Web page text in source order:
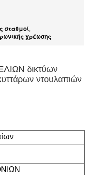
σταθμοί,
χρέωσης
δικτύων
ντουλαπιών